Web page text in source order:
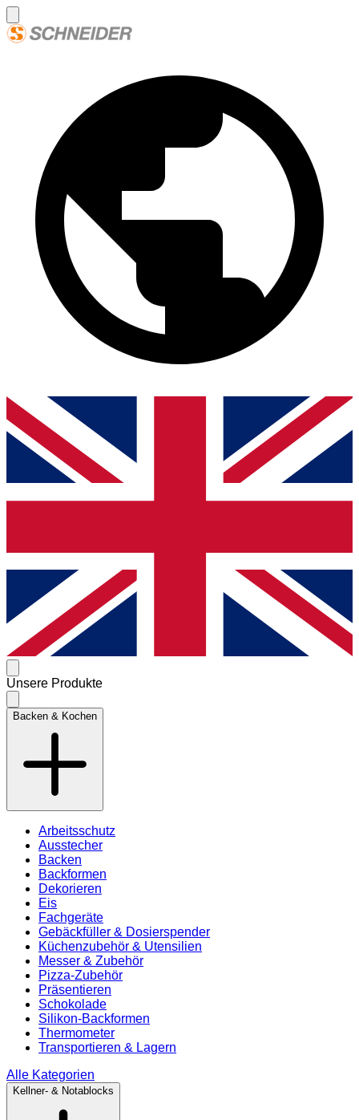
Unsere Produkte
Backen & Kochen
Arbeitsschutz
Ausstecher
Backen
Backformen
Dekorieren
Eis
Fachgeräte
Gebäckfüller & Dosierspender
Küchenzubehör & Utensilien
Messer & Zubehör
Pizza-Zubehör
Präsentieren
Schokolade
Silikon-Backformen
Thermometer
Transportieren & Lagern
Alle Kategorien
Kellner- & Notablocks